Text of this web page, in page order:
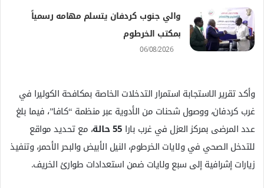
والي جنوب كردفان يتسلم مهامه رسمياً
بمكتب الخرطوم
06/08/2026
وأكد تقرير الاستجابة استمرار التدخلات الخاصة بمكافحة الكوليرا في
غرب كردفان، ووصول شحنات من الأدوية عبر منظمة “كافا”، فيما بلغ
عدد المرضى بمركز العزل في غرب بارا 55 حالة
، مع تحديد مواقع
للتدخل الصحي في ولايات الخرطوم، النيل الأبيض والبحر الأحمر، وتنفيذ
زيارات إشرافية إلى سبع ولايات ضمن استعدادات طوارئ الخريف.